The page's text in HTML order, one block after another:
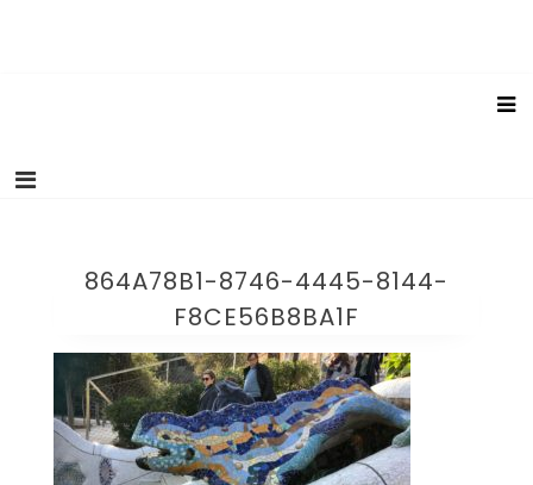
864A78B1-8746-4445-8144-
F8CE56B8BA1F